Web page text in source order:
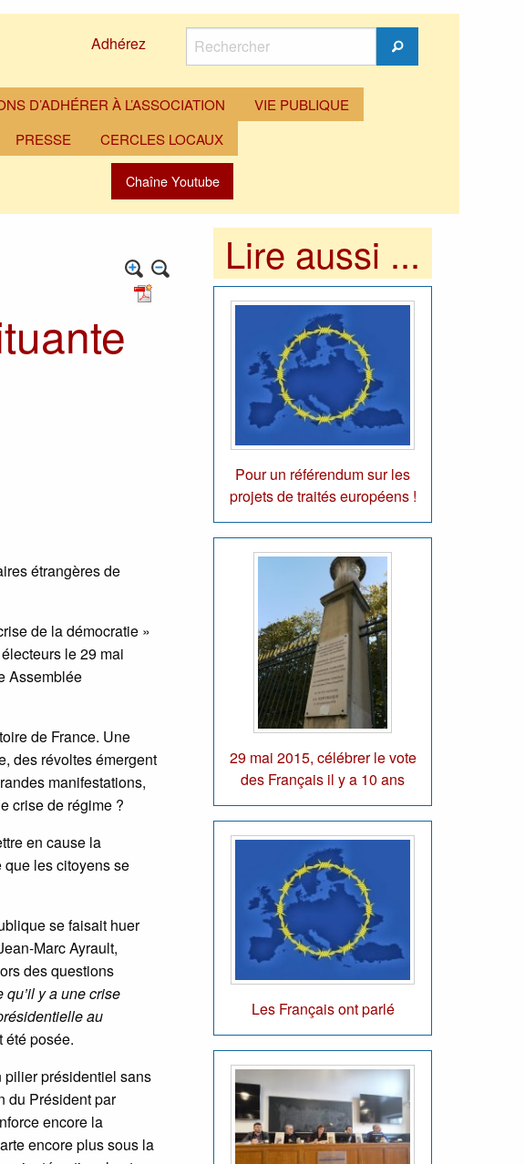
Adhérez
Rechercher
Rechercher
D’ADHÉRER À L’ASSOCIATION
VIE PUBLIQUE
PRESSE CERCLES LOCAUX
Chaîne Youtube
étrangères de
de la démocratie »
le 29 mai
Assemblée
de France. Une
des révoltes émergent
manifestations,
crise de régime ?
en cause la
les citoyens se
se faisait huer
Marc Ayrault,
des questions
qu’il y a une crise
au
été posée.
pilier présidentiel sans
du Président par
encore la
encore plus sous la
Lire aussi ...
Pour un référendum sur les
projets de traités européens !
29 mai 2015, célébrer le vote
des Français il y a 10 ans
Les Français ont parlé